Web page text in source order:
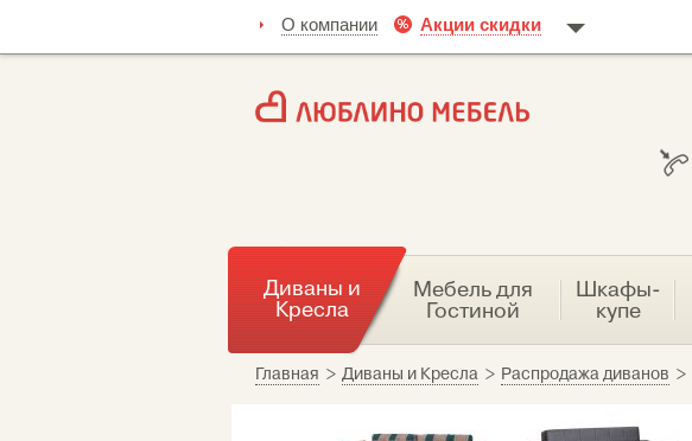
О компании Акции скидки
Диваны и
Кресла
Мебель для
Гостиной
Шкафы-
купе
Главная > Диваны и Кресла > Распродажа диванов >